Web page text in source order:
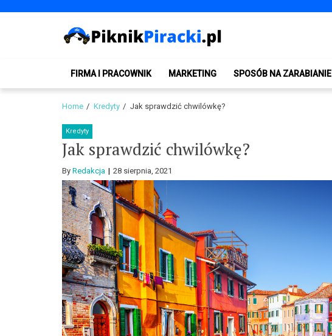
PiknikPiracki.pl
FIRMA I PRACOWNIK MARKETING SPOSÓB NA ZARABIANIE
Home Kredyty Jak sprawdzić chwilówkę?
Kredyty
Jak sprawdzić chwilówkę?
By Redakcja 28 sierpnia, 2021